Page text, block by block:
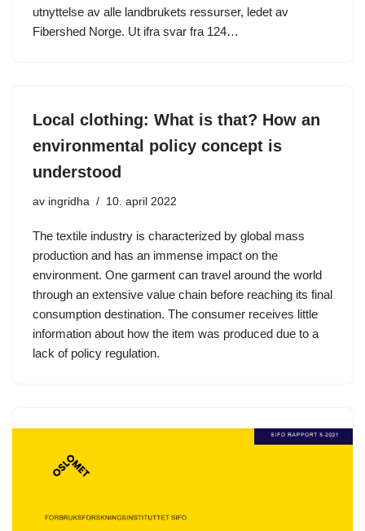
utnyttelse av alle landbrukets ressurser, ledet av
Fibershed Norge. Ut ifra svar fra 124…
Local clothing: What is that? How an
environmental policy concept is
understood
av ingridha 10. april 2022
The textile industry is characterized by global mass
production and has an immense impact on the
environment. One garment can travel around the world
through an extensive value chain before reaching its final
consumption destination. The consumer receives little
information about how the item was produced due to a
lack of policy regulation.